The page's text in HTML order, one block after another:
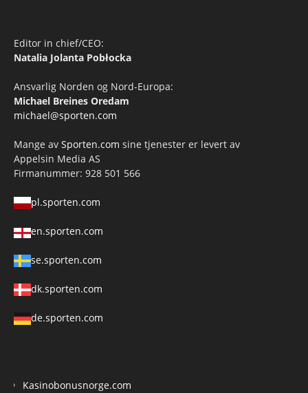
Editor in chief/CEO:
Natalia Jolanta Pobłocka
Ansvarlig Norden og Nord-Europa:
Michael Breines Oredam
michael@sporten.com
Mange av Sporten.com sine tjenester er levert av
Appelsin Media AS
Firmanummer: 928 501 566
pl.sporten.com
en.sporten.com
se.sporten.com
dk.sporten.com
de.sporten.com
Kasinobonusnorge.com